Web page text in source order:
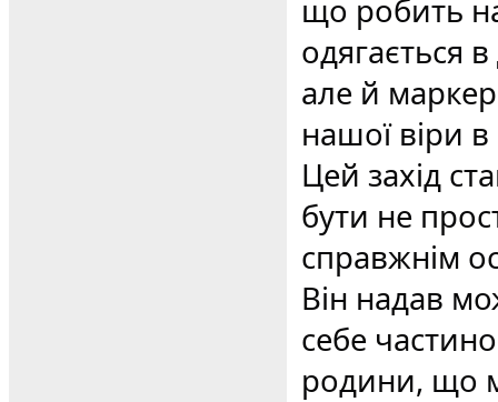
що робить
одягається
але й
нашої віри
Цей захід
бути не
справжнім
Він надав
себе
родини, що